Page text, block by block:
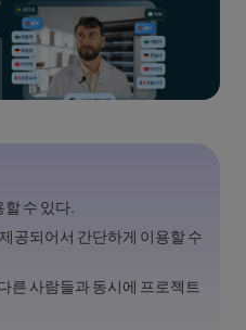
수 있다.
공되어서 간단하게 이용할 수
른 사람들과 동시에 프로젝트